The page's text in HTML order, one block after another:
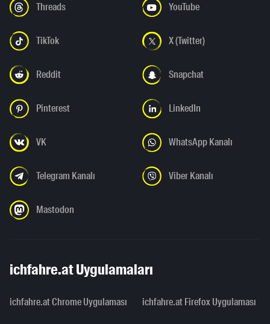
Threads YouTube
TikTok X (Twitter)
Reddit Snapchat
Pinterest LinkedIn
VK WhatsApp Kanalı
Telegram Kanalı Viber Kanalı
Mastodon
ichfahre.at Uygulamaları
ichfahre.at Chrome Uygulaması ichfahre.at Firefox Uygulaması